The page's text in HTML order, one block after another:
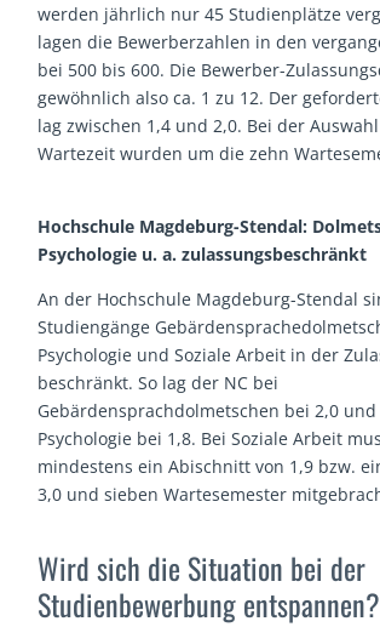
werden jährlich nur 45 Studienplätze
lagen die Bewerberzahlen in den
bei 500 bis 600. Die Bewerber-
gewöhnlich also ca. 1 zu 12. Der
lag zwischen 1,4 und 2,0. Bei der
Wartezeit wurden um die zehn
Hochschule Magdeburg-Stendal:
Psychologie u. a. zulassungsbeschränkt
An der Hochschule Magdeburg-Stendal
Studiengänge
Psychologie und Soziale Arbeit in der
beschränkt. So lag der NC bei
Gebärdensprachdolmetschen bei 2,0 und
Psychologie bei 1,8. Bei Soziale Arbeit
mindestens ein Abischnitt von 1,9 bzw.
3,0 und sieben Wartesemester
Wird sich die Situation bei der
Studienbewerbung entspannen?